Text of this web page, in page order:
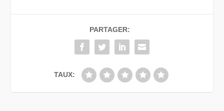
PARTAGER:
TAUX: